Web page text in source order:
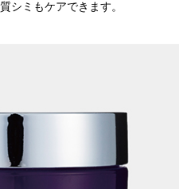
シミもケアできます。